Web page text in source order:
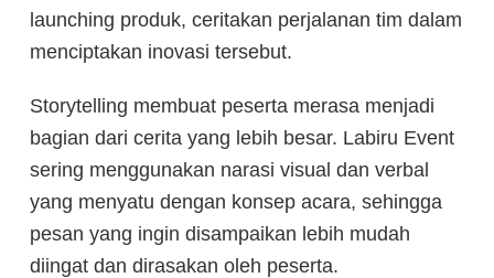
launching produk, ceritakan perjalanan tim dalam
menciptakan inovasi tersebut.
Storytelling membuat peserta merasa menjadi
bagian dari cerita yang lebih besar. Labiru Event
sering menggunakan narasi visual dan verbal
yang menyatu dengan konsep acara, sehingga
pesan yang ingin disampaikan lebih mudah
diingat dan dirasakan oleh peserta.